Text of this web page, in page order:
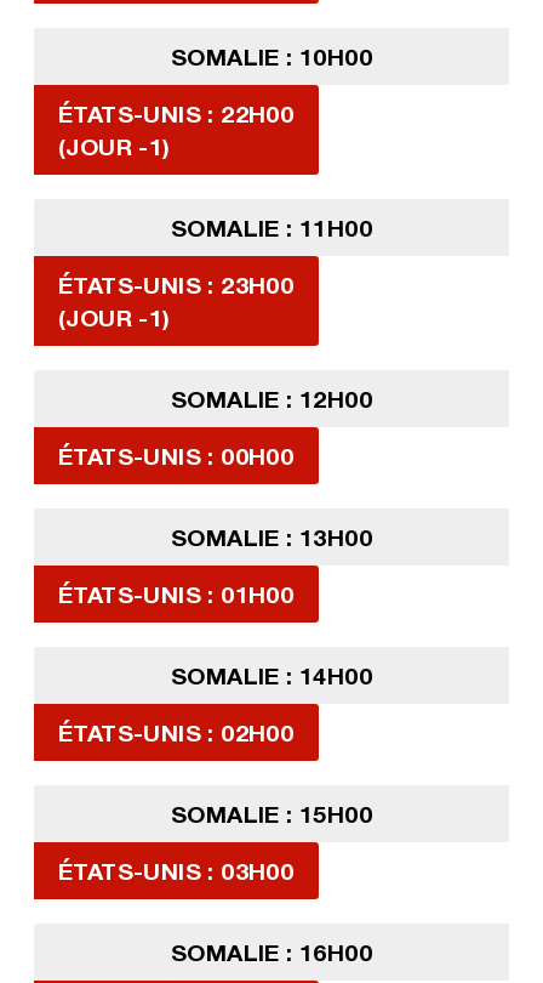
SOMALIE : 10H00
ÉTATS-UNIS : 22H00
(JOUR -1)
SOMALIE : 11H00
ÉTATS-UNIS : 23H00
(JOUR -1)
SOMALIE : 12H00
ÉTATS-UNIS : 00H00
SOMALIE : 13H00
ÉTATS-UNIS : 01H00
SOMALIE : 14H00
ÉTATS-UNIS : 02H00
SOMALIE : 15H00
ÉTATS-UNIS : 03H00
SOMALIE : 16H00